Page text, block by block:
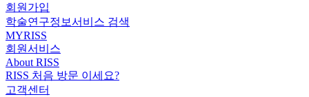
회원가입
학술연구정보서비스 검색
MYRISS
회원서비스
About RISS
RISS 처음 방문 이세요?
고객센터